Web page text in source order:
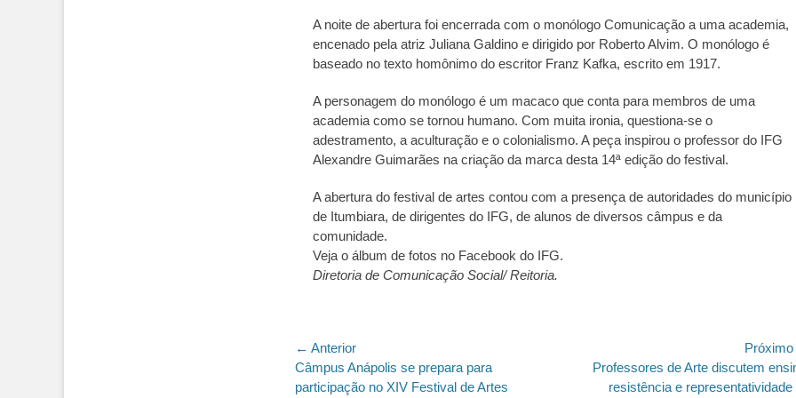
A noite de abertura foi encerrada com o monólogo Comunicação a uma academia,
encenado pela atriz Juliana Galdino e dirigido por Roberto Alvim. O monólogo é
baseado no texto homônimo do escritor Franz Kafka, escrito em 1917.
A personagem do monólogo é um macaco que conta para membros de uma
academia como se tornou humano. Com muita ironia, questiona-se o
adestramento, a aculturação e o colonialismo. A peça inspirou o professor do IFG
Alexandre Guimarães na criação da marca desta 14ª edição do festival.
A abertura do festival de artes contou com a presença de autoridades do município
de Itumbiara, de dirigentes do IFG, de alunos de diversos câmpus e da
comunidade.
Veja o álbum de fotos no Facebook do IFG.
Diretoria de Comunicação Social/ Reitoria.
Navegação
de
← Anterior
Post
anterior:
Câmpus Anápolis se prepara para
participação no XIV Festival de Artes
PróximoProfessores de Arte discutem
resistência e representatividade